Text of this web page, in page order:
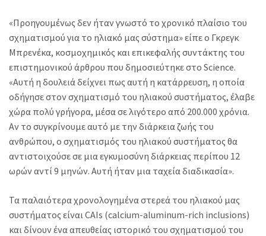
«Προηγουμένως δεν ήταν γνωστό το χρονικό πλαίσιο του
σχηματισμού για το ηλιακό μας σύστημα» είπε ο Γκρεγκ
Μπρενέκα, κοσμοχημικός και επικεφαλής συντάκτης του
επιστημονικού άρθρου που δημοσιεύτηκε στο Science.
«Αυτή η δουλειά δείχνει πως αυτή η κατάρρευση, η οποία
οδήγησε στον σχηματισμό του ηλιακού συστήματος, έλαβε
χώρα πολύ γρήγορα, μέσα σε λιγότερο από 200.000 χρόνια.
Αν το συγκρίνουμε αυτό με την διάρκεια ζωής του
ανθρώπου, ο σχηματισμός του ηλιακού συστήματος θα
αντιστοιχούσε σε μια εγκυμοσύνη διάρκειας περίπου 12
ωρών αντί 9 μηνών. Αυτή ήταν μια ταχεία διαδικασία».
Τα παλαιότερα χρονολογημένα στερεά του ηλιακού μας
συστήματος είναι CAIs (calcium-aluminum-rich inclusions)
και δίνουν ένα απευθείας ιστορικό του σχηματισμού του